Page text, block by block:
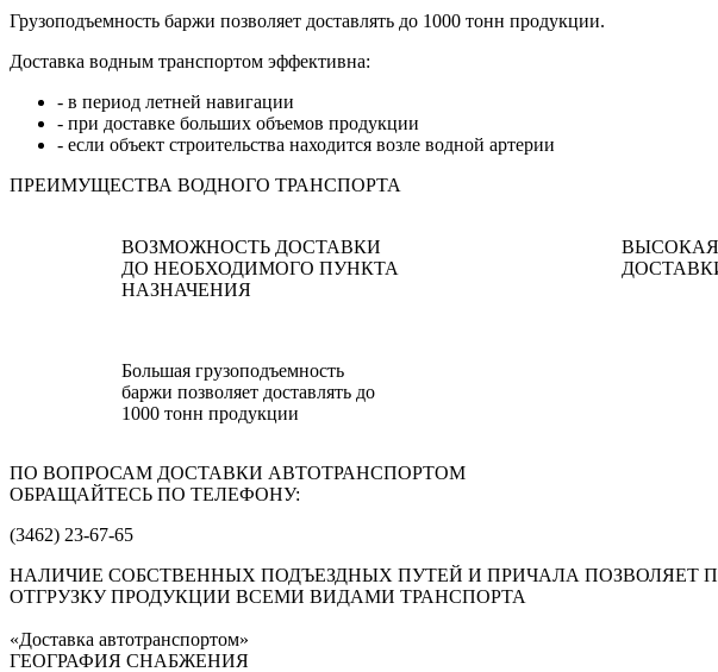
Грузоподъемность баржи позволяет доставлять до 1000 тонн продукции.
Доставка водным транспортом эффективна:
- в период летней навигации
- при доставке больших объемов продукции
- если объект строительства находится возле водной артерии
ПРЕИМУЩЕСТВА ВОДНОГО ТРАНСПОРТА
ВОЗМОЖНОСТЬ ДОСТАВКИ
ДО НЕОБХОДИМОГО ПУНКТА
НАЗНАЧЕНИЯ
Большая грузоподъемность
баржи позволяет доставлять до
1000 тонн продукции
ПО ВОПРОСАМ ДОСТАВКИ АВТОТРАНСПОРТОМ
ОБРАЩАЙТЕСЬ ПО ТЕЛЕФОНУ:
(3462) 23-67-65
НАЛИЧИЕ СОБСТВЕННЫХ ПОДЪЕЗДНЫХ ПУТЕЙ И ПРИЧАЛА ПОЗВОЛЯЕТ
ОТГРУЗКУ ПРОДУКЦИИ ВСЕМИ ВИДАМИ ТРАНСПОРТА
«Доставка автотранспортом»
ГЕОГРАФИЯ СНАБЖЕНИЯ